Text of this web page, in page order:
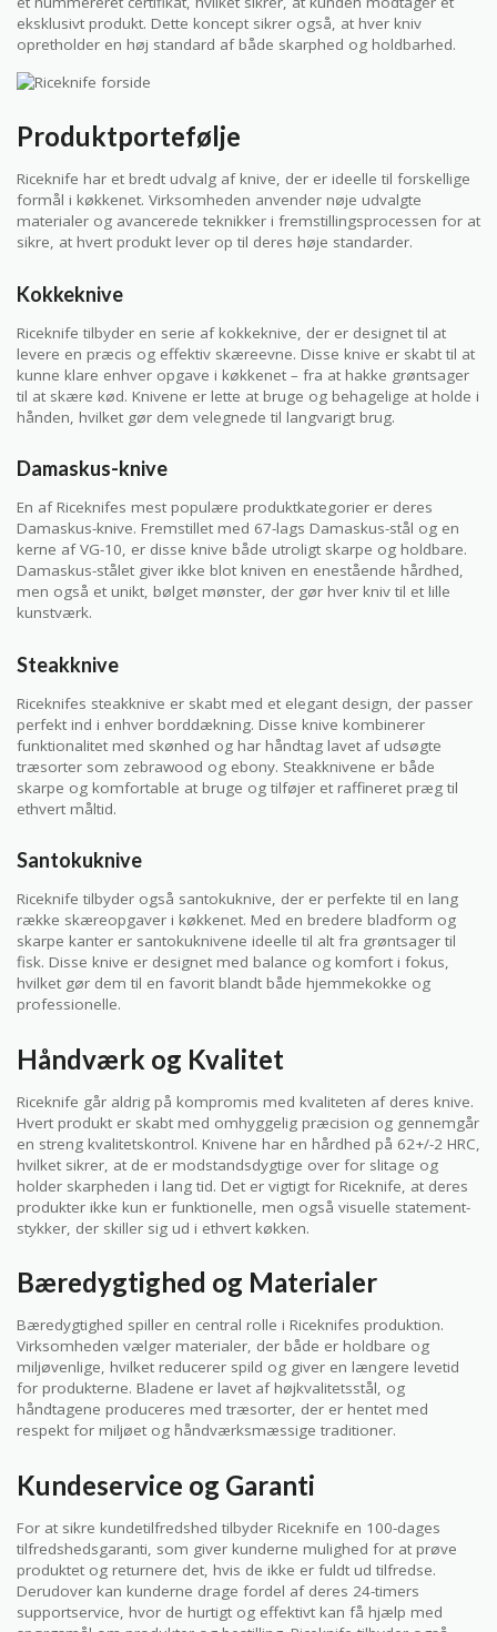
eksklusivt produkt. Dette koncept sikrer også, at hver kniv
opretholder en høj standard af både skarphed og holdbarhed.
Produktportefølje
Riceknife har et bredt udvalg af knive, der er ideelle til forskellige
formål i køkkenet. Virksomheden anvender nøje udvalgte
materialer og avancerede teknikker i fremstillingsprocessen for at
sikre, at hvert produkt lever op til deres høje standarder.
Kokkeknive
Riceknife tilbyder en serie af kokkeknive, der er designet til at
levere en præcis og effektiv skæreevne. Disse knive er skabt til at
kunne klare enhver opgave i køkkenet – fra at hakke grøntsager
til at skære kød. Knivene er lette at bruge og behagelige at holde i
hånden, hvilket gør dem velegnede til langvarigt brug.
Damaskus-knive
En af Riceknifes mest populære produktkategorier er deres
Damaskus-knive. Fremstillet med 67-lags Damaskus-stål og en
kerne af VG-10, er disse knive både utroligt skarpe og holdbare.
Damaskus-stålet giver ikke blot kniven en enestående hårdhed,
men også et unikt, bølget mønster, der gør hver kniv til et lille
kunstværk.
Steakknive
Riceknifes steakknive er skabt med et elegant design, der passer
perfekt ind i enhver borddækning. Disse knive kombinerer
funktionalitet med skønhed og har håndtag lavet af udsøgte
træsorter som zebrawood og ebony. Steakknivene er både
skarpe og komfortable at bruge og tilføjer et raffineret præg til
ethvert måltid.
Santokuknive
Riceknife tilbyder også santokuknive, der er perfekte til en lang
række skæreopgaver i køkkenet. Med en bredere bladform og
skarpe kanter er santokuknivene ideelle til alt fra grøntsager til
fisk. Disse knive er designet med balance og komfort i fokus,
hvilket gør dem til en favorit blandt både hjemmekokke og
professionelle.
Håndværk og Kvalitet
Riceknife går aldrig på kompromis med kvaliteten af deres knive.
Hvert produkt er skabt med omhyggelig præcision og gennemgår
en streng kvalitetskontrol. Knivene har en hårdhed på 62+/-2 HRC,
hvilket sikrer, at de er modstandsdygtige over for slitage og
holder skarpheden i lang tid. Det er vigtigt for Riceknife, at deres
produkter ikke kun er funktionelle, men også visuelle statement-
stykker, der skiller sig ud i ethvert køkken.
Bæredygtighed og Materialer
Bæredygtighed spiller en central rolle i Riceknifes produktion.
Virksomheden vælger materialer, der både er holdbare og
miljøvenlige, hvilket reducerer spild og giver en længere levetid
for produkterne. Bladene er lavet af højkvalitetsstål, og
håndtagene produceres med træsorter, der er hentet med
respekt for miljøet og håndværksmæssige traditioner.
Kundeservice og Garanti
For at sikre kundetilfredshed tilbyder Riceknife en 100-dages
tilfredshedsgaranti, som giver kunderne mulighed for at prøve
produktet og returnere det, hvis de ikke er fuldt ud tilfredse.
Derudover kan kunderne drage fordel af deres 24-timers
supportservice, hvor de hurtigt og effektivt kan få hjælp med